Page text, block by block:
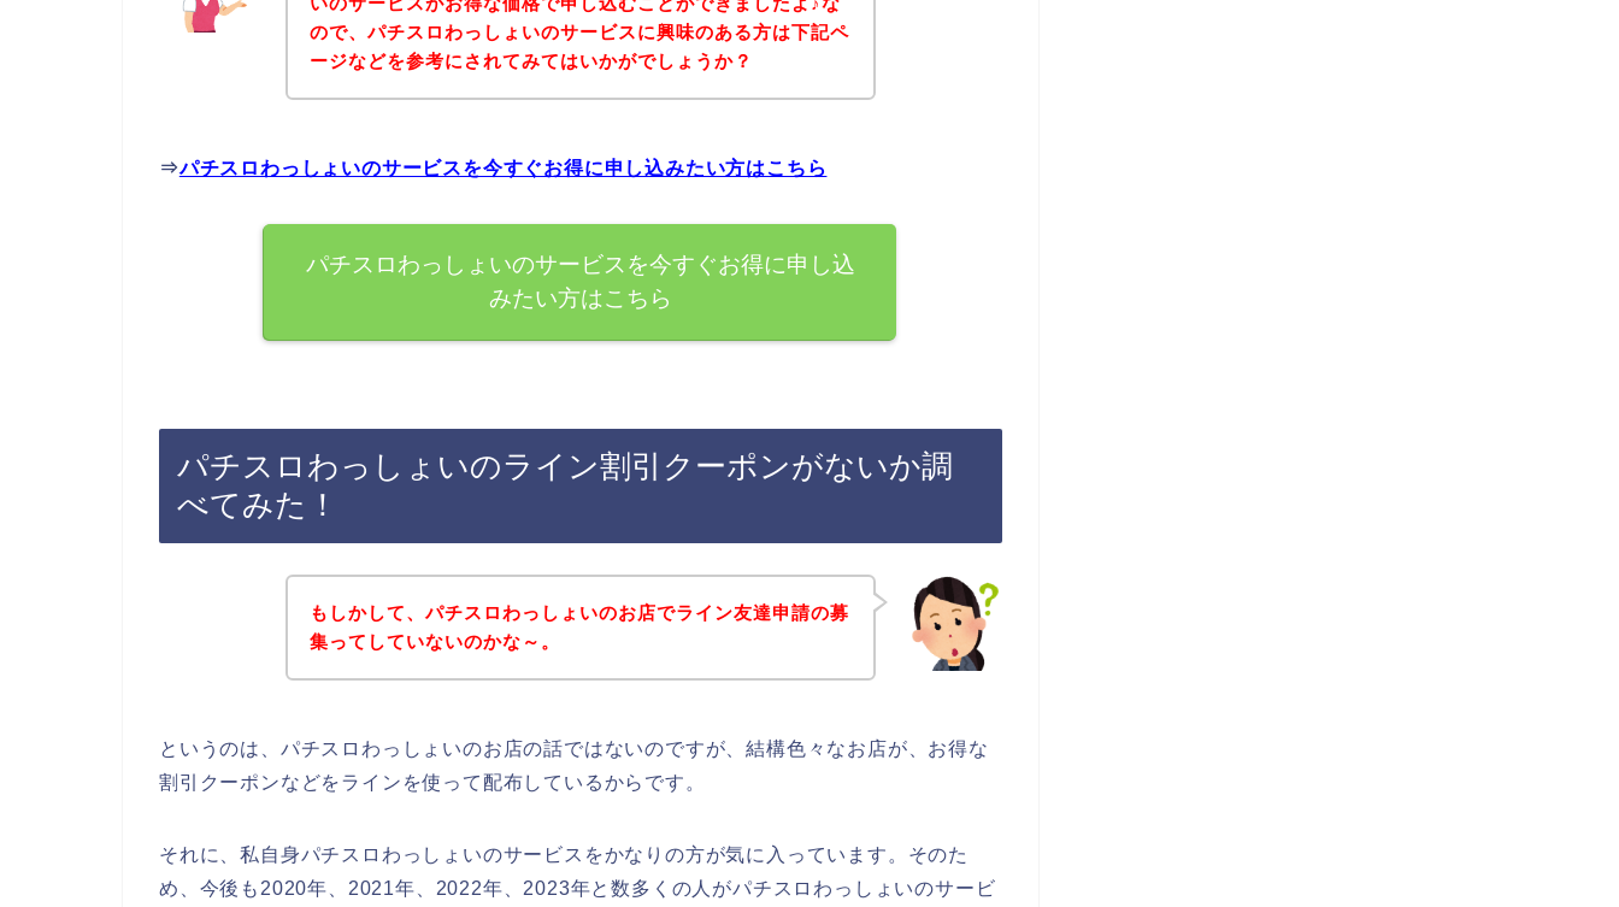
ので、パチスロわっしょいのサービスに興味のある方は下記ペ
ージなどを参考にされてみてはいかがでしょうか？
⇒パチスロわっしょいのサービスを今すぐお得に申し込みたい方はこちら
パチスロわっしょいのサービスを今すぐお得に申し込
みたい方はこちら
パチスロわっしょいのライン割引クーポンがないか調
べてみた！
もしかして、パチスロわっしょいのお店でライン友達申請の募
集ってしていないのかな～。
というのは、パチスロわっしょいのお店の話ではないのですが、結構色々なお店が、お得な
割引クーポンなどをラインを使って配布しているからです。
それに、私自身パチスロわっしょいのサービスをかなりの方が気に入っています。そのた
め、今後も2020年、2021年、2022年、2023年と数多くの人がパチスロわっしょいのサービ